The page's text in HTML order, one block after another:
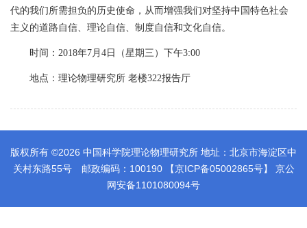
代的我们所需担负的历史使命，从而增强我们对坚持中国特色社会
主义的道路自信、理论自信、制度自信和文化自信。
时间： 2018年7 月 4日（星期三）下午3:00
地点：理论物理研究所 老楼322报告厅
版权所有 ©2026 中国科学院理论物理研究所 地址：北京市海淀区中
关村东路55号 邮政编码：100190 【京ICP备05002865号】 京公
网安备1101080094号